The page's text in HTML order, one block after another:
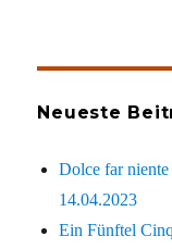
Neueste
Dolce far
14.04.2023
Ein Fünftel